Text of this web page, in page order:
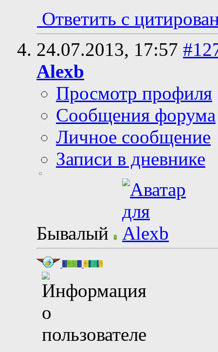
Ответить с
24.07.2013, 17:57
Alexb
Просмотр профиля
Сообщения форума
Личное сообщение
Записи в дневнике
Бывалый